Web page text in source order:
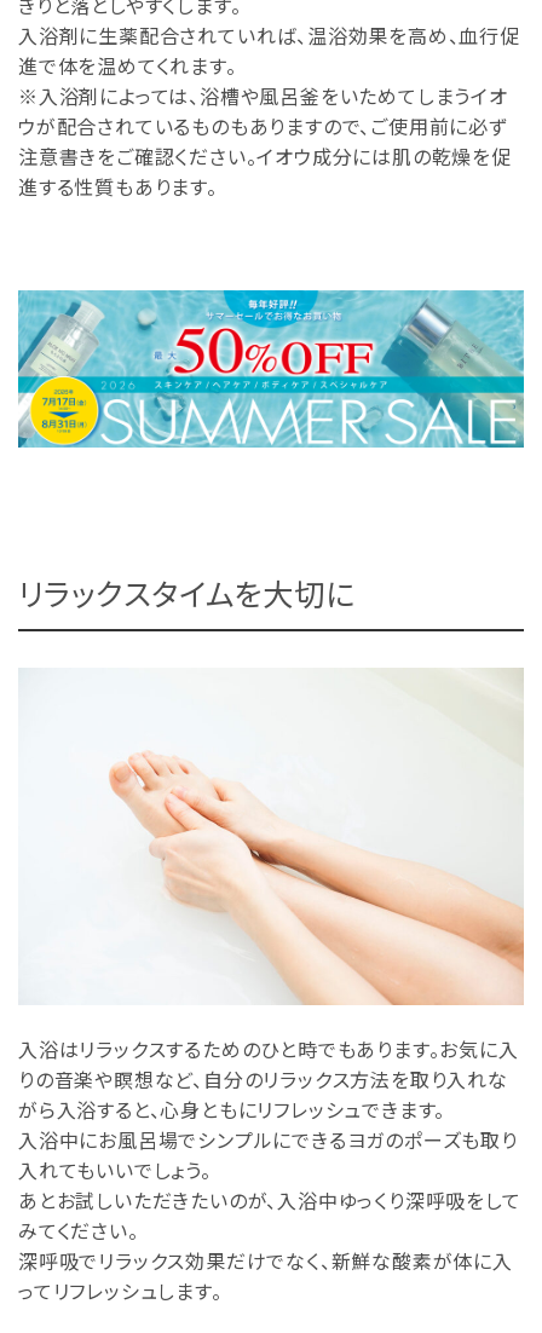
入浴剤に生薬配合されていれば、温浴効果を高め、血行促
進で体を温めてくれます。
※入浴剤によっては、浴槽や風呂釜をいためてしまうイオ
ウが配合されているものもありますので、ご使用前に必ず
注意書きをご確認ください。イオウ成分には肌の乾燥を促
進する性質もあります。
リラックスタイムを大切に
入浴はリラックスするためのひと時でもあります。お気に入
りの音楽や瞑想など、自分のリラックス方法を取り入れな
がら入浴すると、心身ともにリフレッシュできます。
入浴中にお風呂場でシンプルにできるヨガのポーズも取り
入れてもいいでしょう。
あとお試しいただきたいのが、入浴中ゆっくり深呼吸をして
みてください。
深呼吸でリラックス効果だけでなく、新鮮な酸素が体に入
ってリフレッシュします。